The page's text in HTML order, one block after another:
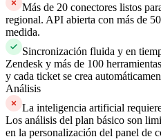
Más de 20 conectores listos
regional. API abierta con más de
medida.
Sincronización fluida y en
Zendesk y más de 100
y cada ticket se crea
Análisis
La inteligencia artificial
Los análisis del plan básico son
en la personalización del panel de